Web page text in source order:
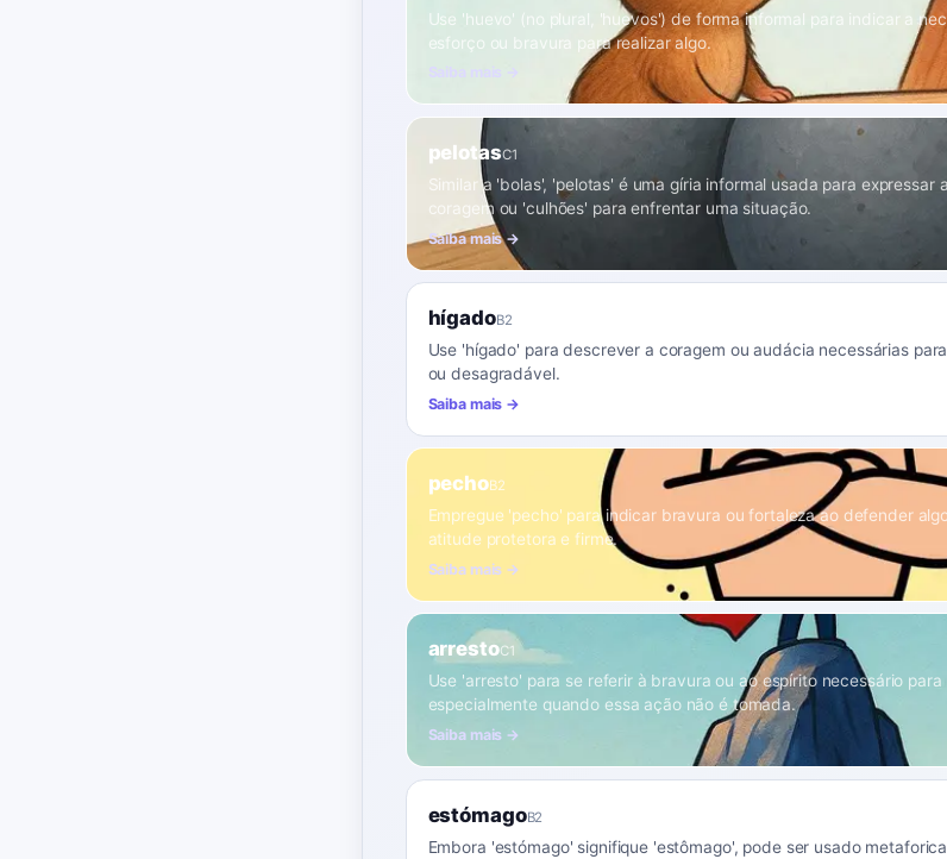
Use 'huevo' (no plural, 'huevos') de forma informal para indicar a
esforço ou bravura para realizar algo.
Saiba mais →
pelotasC1
Similar a 'bolas', 'pelotas' é uma gíria informal usada para expressar
coragem ou 'culhões' para enfrentar uma situação.
Saiba mais →
hígadoB2
Use 'hígado' para descrever a coragem ou audácia necessárias
ou desagradável.
Saiba mais →
pechoB2
Empregue 'pecho' para indicar bravura ou fortaleza ao defender
atitude protetora e firme.
Saiba mais →
arrestoC1
Use 'arresto' para se referir à bravura ou ao espírito necessário para
especialmente quando essa ação não é tomada.
Saiba mais →
estómagoB2
Embora 'estómago' signifique 'estômago', pode ser usado